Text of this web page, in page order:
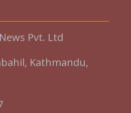
Pvt. Ltd
Kathmandu,